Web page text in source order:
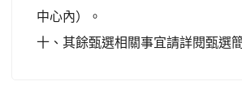
中心內）。
十、其餘甄選相關事宜請詳閱甄選